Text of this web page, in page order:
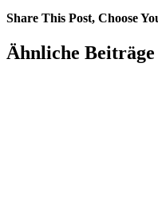
Share This Post, Choose
Facebook
X
WhatsApp
Pinterest
E-
Mail
Ähnliche Beiträge